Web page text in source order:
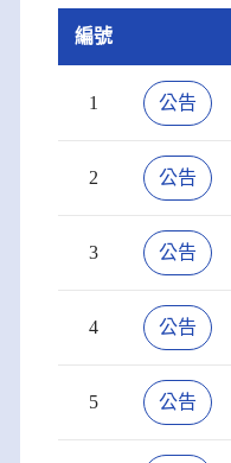
編號
1 公告
2 公告
3 公告
4 公告
5 公告